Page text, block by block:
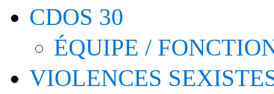
CDOS 30
ÉQUIPE /
VIOLENCES